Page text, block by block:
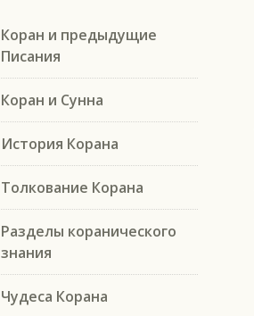
Коран и предыдущие
Писания
Коран и Сунна
История Корана
Толкование Корана
Разделы коранического
знания
Чудеса Корана